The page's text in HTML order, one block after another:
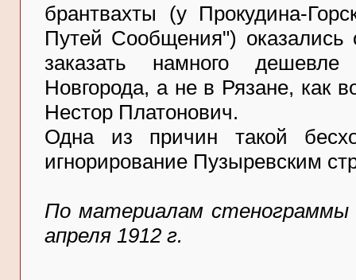
брантвахты (у Прокудина-
Путей Сообщения")
заказать намного
Новгорода, а не в Рязане, как
Нестор Платонович.
Одна из причин такой
игнорирование Пузыревским
По материалам стенограммы
апреля 1912 г.